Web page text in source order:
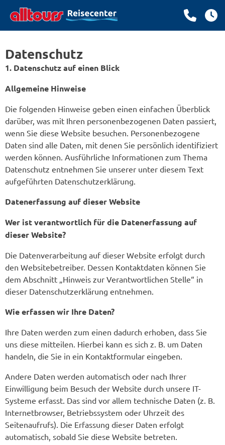
Datenschutz
1. Datenschutz auf einen Blick
Allgemeine Hinweise
Die folgenden Hinweise geben einen einfachen Überblick
darüber, was mit Ihren personenbezogenen Daten passiert,
wenn Sie diese Website besuchen. Personenbezogene
Daten sind alle Daten, mit denen Sie persönlich identifiziert
werden können. Ausführliche Informationen zum Thema
Datenschutz entnehmen Sie unserer unter diesem Text
aufgeführten Datenschutzerklärung.
Datenerfassung auf dieser Website
Wer ist verantwortlich für die Datenerfassung auf
dieser Website?
Die Datenverarbeitung auf dieser Website erfolgt durch
den Websitebetreiber. Dessen Kontaktdaten können Sie
dem Abschnitt „Hinweis zur Verantwortlichen Stelle“ in
dieser Datenschutzerklärung entnehmen.
Wie erfassen wir Ihre Daten?
Ihre Daten werden zum einen dadurch erhoben, dass Sie
uns diese mitteilen. Hierbei kann es sich z. B. um Daten
handeln, die Sie in ein Kontaktformular eingeben.
Andere Daten werden automatisch oder nach Ihrer
Einwilligung beim Besuch der Website durch unsere IT-
Systeme erfasst. Das sind vor allem technische Daten (z. B.
Internetbrowser, Betriebssystem oder Uhrzeit des
Seitenaufrufs). Die Erfassung dieser Daten erfolgt
automatisch, sobald Sie diese Website betreten.